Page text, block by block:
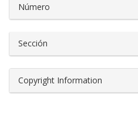
Número
Sección
Copyright Information